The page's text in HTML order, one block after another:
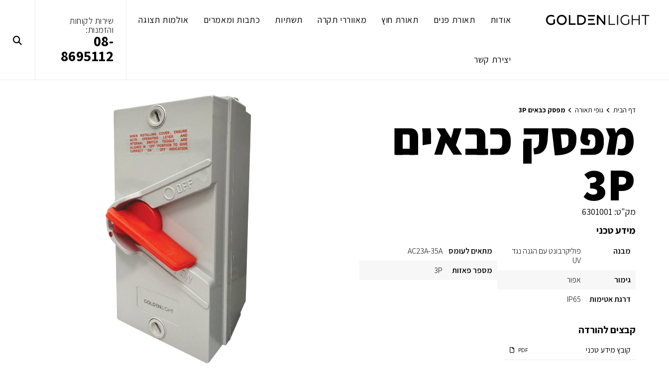
content
אודות תאורת פנים תאורת חוץ מאווררי תקרה תשתיות כתבות ומאמרים אולמות תצוגה
יצירת קשר
שירות לקוחות
והזמנות:
08-
8695112
דף הבית גופי תאורה מפסק כבאים 3P
מפסק כבאים
3P
מק"ט: 6301001
מידע טכני
מבנה
פוליקרבונט עם הגנה נגד
UV
גימור
אפור
דרגת אטימות
IP65
מתאים לעומס
AC23A-35A
מספר פאזות
3P
קבצים להורדה
קובץ מידע טכני PDF